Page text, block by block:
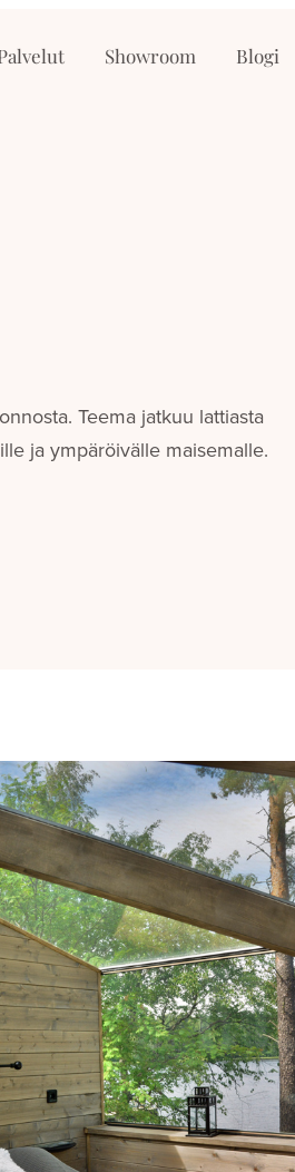
Showroom Blogi
Teema jatkuu lattiasta
ja ympäröivälle maisemalle.